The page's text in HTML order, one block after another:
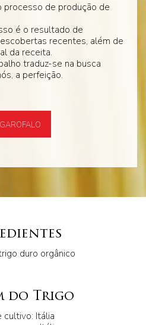
processo de produção de
é o resultado de
recentes, além de
da receita.
traduz-se na busca
a perfeição.
duro orgânico
do Trigo
cultivo: Itália